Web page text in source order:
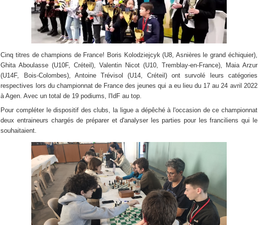
Cinq titres de champions de France! Boris Kolodziejcyk (U8, Asnières le grand échiquier),
Ghita Aboulasse (U10F, Créteil),Valentin Nicot (U10, Tremblay-en-France), Maia Arzur
(U14F, Bois-Colombes), Antoine Trévisol (U14, Créteil) ont survolé leurs catégories
respectives lors du championnat de France des jeunes qui a eu lieu du 17 au 24 avril 2022
à Agen. Avec un total de 19 podiums, l'IdF au top.
Pour compléter le dispositif des clubs, la ligue a dépêché à l'occasion de ce championnat
deux entraineurs chargés de préparer et d'analyser les parties pour les franciliens qui le
souhaitaient.